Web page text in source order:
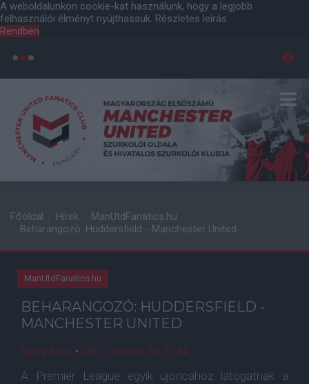
A weboldalunkon cookie-kat használunk, hogy a legjobb
felhasználói élményt nyújthassuk. Részletes leírás
Rendben
Főoldal Hírek
ManUtdFanatics.hu
Beharangozó: Huddersfield - Manchester United
ManUtdFanatics.hu
BEHARANGOZÓ: HUDDERSFIELD -
MANCHESTER UNITED
Balog Attila • 2017. október. 20. 21:54
A Premier League egyik újoncához látogatnak a